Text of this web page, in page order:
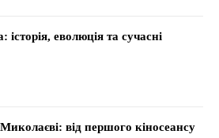
еволюція та сучасні
від першого кіносеансу